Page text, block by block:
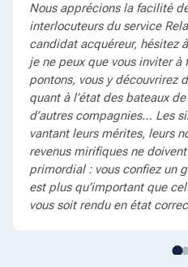
Nous apprécions la facilité
interlocuteurs du service
candidat acquéreur, hésitez
je ne peux que vous inviter à
pontons, vous y découvrirez
quant à l’état des bateaux
d’autres compagnies… Les
vantant leurs mérites, leurs
revenus mirifiques ne
primordial : vous confiez un
est plus qu’important que
vous soit rendu en état